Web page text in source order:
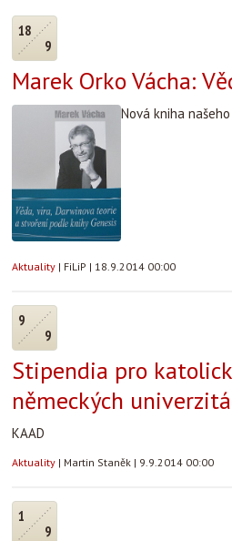
18
9
Marek Orko Vácha:
Nová kniha
Aktuality | FiLiP | 18.9.2014 00:00
9
9
Stipendia pro
německých
KAAD
Aktuality | Martin Staněk | 9.9.2014 00:00
1
9